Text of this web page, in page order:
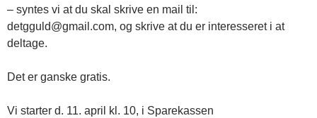
– syntes vi at du skal skrive en mail til:
detgguld@gmail.com, og skrive at du er interesseret i at
deltage.
Det er ganske gratis.
Vi starter d. 11. april kl. 10, i Sparekassen